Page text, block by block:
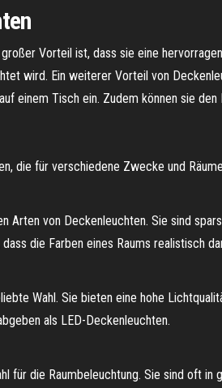
Vorteil ist, dass sie eine
wird. Ein weiterer Vorteil von
einem Tisch ein. Zudem können sie
die für verschiedene Zwecke und
Arten von Deckenleuchten. Sie sind
die Farben eines Raums realistisch
Wahl. Sie bieten eine hohe
als LED-Deckenleuchten.
für die Raumbeleuchtung. Sie sind oft